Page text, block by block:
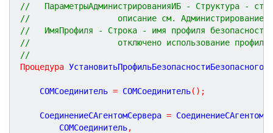
//   ПараметрыАдминистрированияИБ - Структура -
//                  описание см.
//   ИмяПрофиля - Строка - имя профиля
//                  отключено использование профиля
//
Процедура
	COMСоединитель
= COMСоединитель( ) ;
	СоединениеСАгентомСервера
=
		COMСоединитель
,